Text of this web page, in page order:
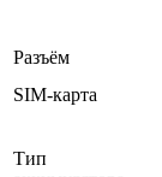
Разъём
SIM-карта
Тип